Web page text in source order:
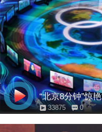
“北京8分钟”惊
33875 0